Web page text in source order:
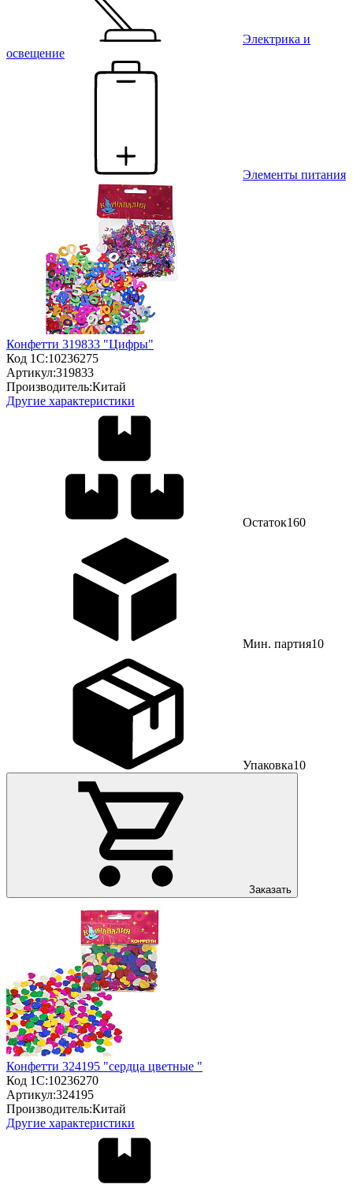
Электрика и
освещение
Элементы питания
Конфетти 319833 "Цифры"
Код 1С:10236275
Артикул:319833
Производитель:Китай
Другие характеристики
Остаток160
Мин. партия10
Упаковка10
Заказать
Конфетти 324195 "сердца цветные "
Код 1С:10236270
Артикул:324195
Производитель:Китай
Другие характеристики